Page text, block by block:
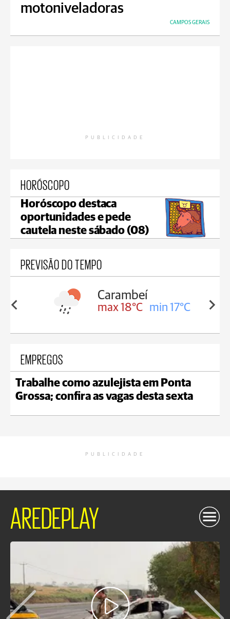
motoniveladoras
CAMPOS GERAIS
PUBLICIDADE
HORÓSCOPO
Horóscopo destaca
oportunidades e pede
cautela neste sábado (08)
PREVISÃO DO TEMPO
18°C
Carambeí
max 18°C min 17°C
EMPREGOS
Trabalhe como azulejista em Ponta
Grossa; confira as vagas desta sexta
PUBLICIDADE
AREDEPLAY